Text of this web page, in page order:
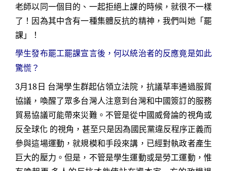
老師以同一個目的、一起拒絕上課的時候，就很不一樣
了！因為其中含有一種集體反抗的精神，我們叫她「罷
課」！
學生發布罷工罷課宣言後，何以統治者的反應竟是如此
驚慌？
3月18日 台灣學生群起佔領立法院，抗議草率通過服貿
協議，喚醒了眾多台灣人注意到台灣和中國簽訂的服務
貿易協議可能帶來災難。不管是從中國威脅論的視角或
反全球化 的視角，甚至只是因為國民黨違反程序正義而
參與這場運動，就規模和手段來講，已經對執政者產生
巨大的壓力。但是，不管是學生運動或是勞工運動，惟